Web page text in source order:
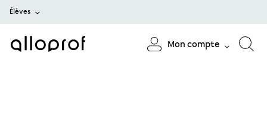
Élèves
Mon compte